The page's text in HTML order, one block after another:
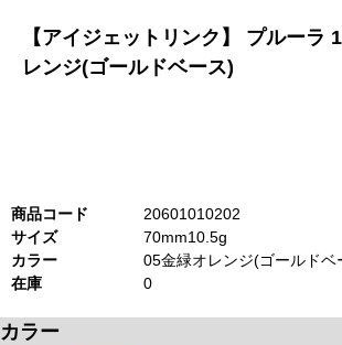
【アイジェットリンク】 プルーラ
レンジ(ゴールドベース)
商品コード
20601010202
サイズ
70mm10.5g
カラー
05金緑オレンジ(ゴールドベ
在庫
0
カラー